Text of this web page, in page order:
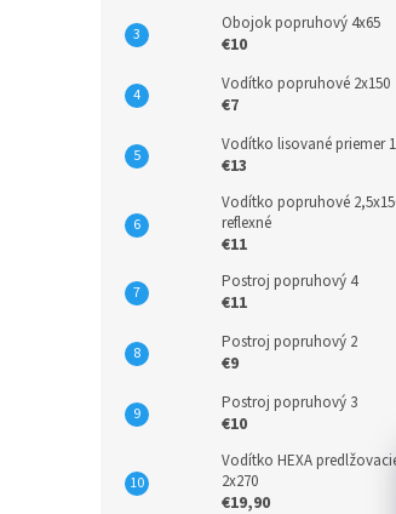
Obojok popruhový 4x65
€10
Vodítko popruhové 2x150
€7
Vodítko lisované priemer
€13
Vodítko popruhové
reflexné
€11
Postroj popruhový 4
€11
Postroj popruhový 2
€9
Postroj popruhový 3
€10
Vodítko HEXA
2x270
€19,90